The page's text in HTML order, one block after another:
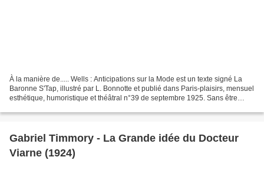
À la manière de..... Wells : Anticipations sur la Mode est un texte signé La
Baronne S'Tap, illustré par L. Bonnotte et publié dans Paris-plaisirs, mensuel
esthétique, humoristique et théâtral n°39 de septembre 1925. Sans être
Gabriel Timmory - La Grande idée du Docteur
Viarne (1924)